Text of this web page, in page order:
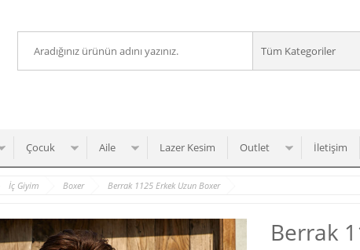
Çocuk Aile Lazer Kesim Outlet İletişim
İç Giyim Boxer Berrak 1125 Erkek Uzun Boxer
Berrak